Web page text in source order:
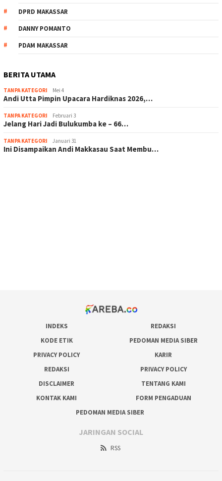
DPRD MAKASSAR
DANNY POMANTO
PDAM MAKASSAR
BERITA UTAMA
TANPA KATEGORI Mei 4
Andi Utta Pimpin Upacara Hardiknas 2026,…
TANPA KATEGORI Februari 3
Jelang Hari Jadi Bulukumba ke – 66…
TANPA KATEGORI Januari 31
Ini Disampaikan Andi Makkasau Saat Membu…
INDEKS
REDAKSI
KODE ETIK
PEDOMAN MEDIA SIBER
PRIVACY POLICY
KARIR
REDAKSI
PRIVACY POLICY
DISCLAIMER
TENTANG KAMI
KONTAK KAMI
FORM PENGADUAN
PEDOMAN MEDIA SIBER
JARINGAN SOCIAL
RSS